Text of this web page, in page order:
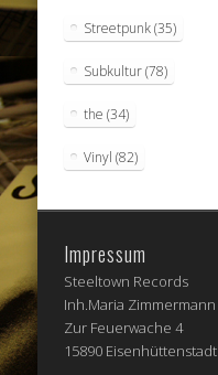
Streetpunk(35)
Subkultur(78)
the (34)
Vinyl (82)
Impressum
Steeltown Records
Inh.Maria Zimmermann
Zur Feuerwache 4
15890 Eisenhüttenstadt